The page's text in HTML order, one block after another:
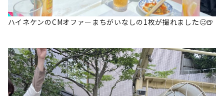
ハイネケンのCMオファーまちがいなしの1枚が撮れました🥴🍺